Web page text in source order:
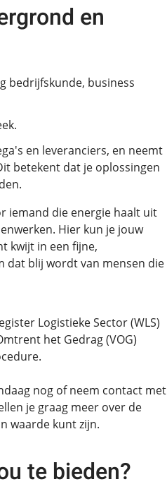
en
bedrijfskunde, business
en leveranciers, en neemt
betekent dat je oplossingen
iemand die energie haalt uit
Hier kun je jouw
kwijt in een fijne,
dat blij wordt van mensen die
Logistieke Sector (WLS)
het Gedrag (VOG)
nog of neem contact met
je graag meer over de
waarde kunt zijn.
te bieden?